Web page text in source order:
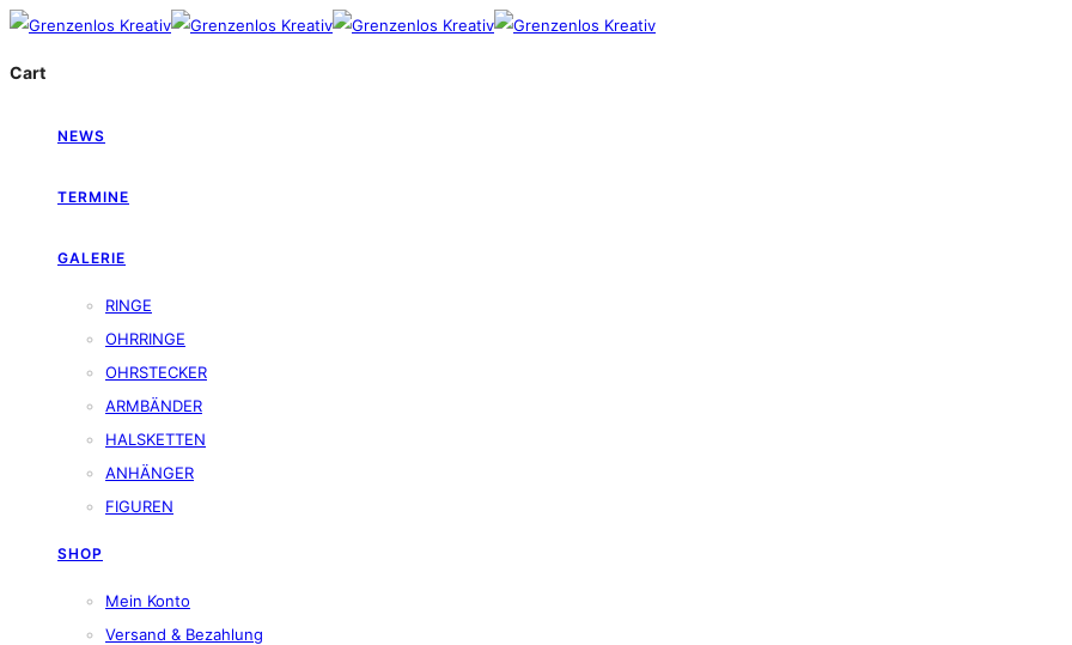
Cart
NEWS
TERMINE
GALERIE
RINGE
OHRRINGE
OHRSTECKER
ARMBÄNDER
HALSKETTEN
ANHÄNGER
FIGUREN
SHOP
Mein Konto
Versand & Bezahlung